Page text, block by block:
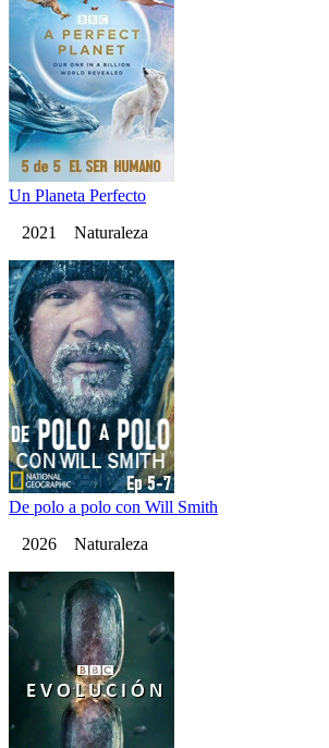
Un Planeta Perfecto
2021 Naturaleza
De polo a polo con Will Smith
2026 Naturaleza